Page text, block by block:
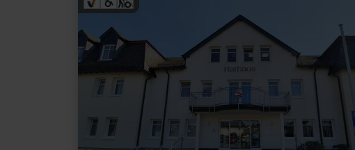
more
about:
GesundLand
Tourist
Information
Ulmen